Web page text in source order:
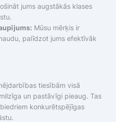
jums augstākās klases
Mūsu mērķis ir
palīdzot jums efektīvāk
tiesībām visā
un pastāvīgi pieaug. Tas
konkurētspējīgas